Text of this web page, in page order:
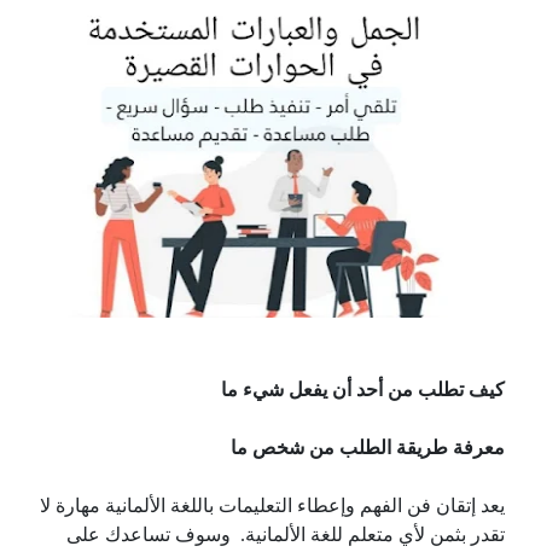
كيف تطلب من أحد أن يفعل شيء ما
معرفة طريقة الطلب من شخص ما
يعد إتقان فن الفهم وإعطاء التعليمات باللغة الألمانية مهارة لا
تقدر بثمن لأي متعلم للغة الألمانية. وسوف تساعدك على